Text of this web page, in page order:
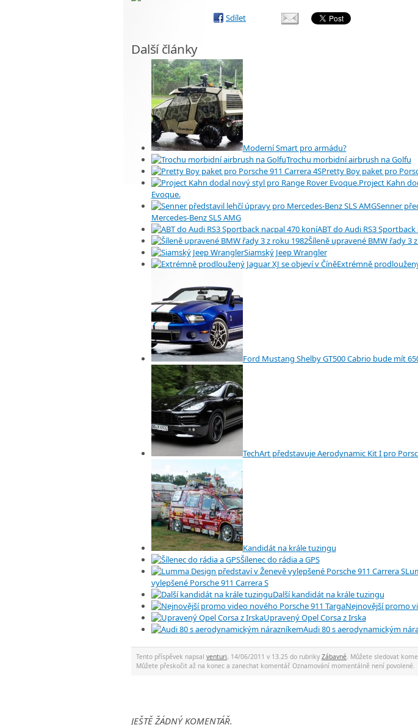
Sdílet
Další články
Moderní Smart pro armádu?
Trochu morbidní airbrush na Golfu
Pretty Boy paket pro
Project Kahn
Evoque.
Senner
Mercedes-Benz SLS AMG
ABT do Audi RS3
Šíleně upravené BMW řady 3
Siamský Jeep Wrangler
Extrémně
Ford Mustang Shelby GT500 Cabrio bude mít
TechArt představuje Aerodynamic Kit I pro
Kandidát na krále tuzingu
Šílenec do rádia a GPS
vylepšené Porsche 911 Carrera S
Další kandidát na krále tuzingu
Nejnovější promo
Upravený Opel Corsa z Irska
Audi 80 s aerodynamickým
Tento příspěvek napsal venturi, 14/06/2011 v 13.25 do rubriky Zábavné. Můžete sledovat
Můžete přeskočit až na konec a zanechat komentář. Oznamování momentálně není povolené.
JEŠTĚ ŽÁDNÝ KOMENTÁŘ.